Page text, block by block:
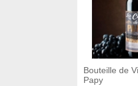
Bouteille de
Papy